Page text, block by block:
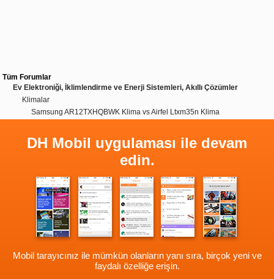
Tüm Forumlar
Ev Elektroniği, İklimlendirme ve Enerji Sistemleri, Akıllı Çözümler
Klimalar
Samsung AR12TXHQBWK Klima vs Airfel Ltxm35n Klima
DH Mobil uygulaması ile devam
edin.
Mobil tarayıcınız ile mümkün olanların yanı sıra, birçok yeni ve
faydalı özelliğe erişin.